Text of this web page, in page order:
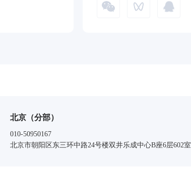
微信咨询 公众号
北京（分部）
010-50950167
北京市朝阳区东三环中路24号楼双井乐成中心B座6层602室